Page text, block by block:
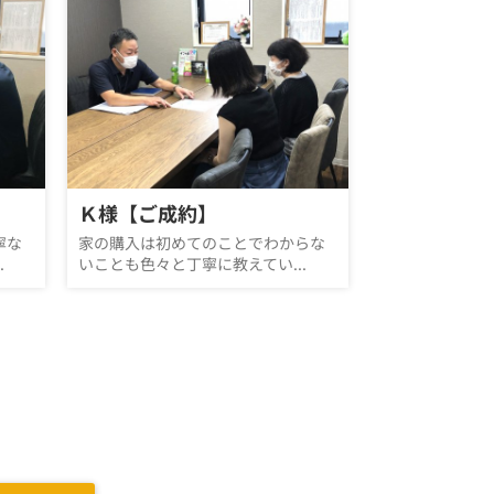
な
Ｋ様【ご成約】
家の購入は初めてのことでわからな
いことも色々と丁寧に教えてい...